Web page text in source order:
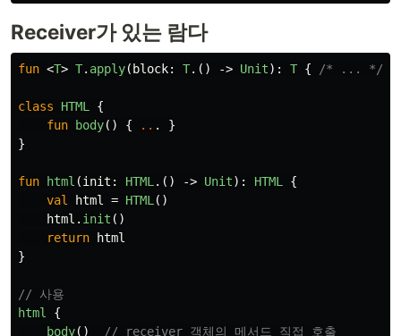
Receiver가 있는 람다
fun <T> T. apply( block: T.() -> Unit): T { /* ... */
class HTML
{
fun
body() { .. .
}
}
fun html (init : HTML .() -> Unit): HTML
{
val
html = HTML ()
html . init ()
return
html
}
// 사용
html
{
body() // receiver 객체의 메서드 직접 호출